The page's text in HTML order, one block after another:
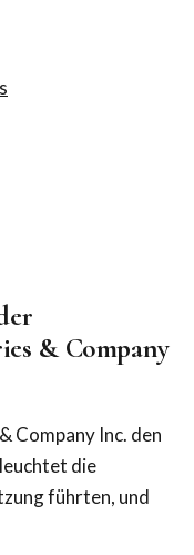
& Company
Company Inc. den
die
führten, und